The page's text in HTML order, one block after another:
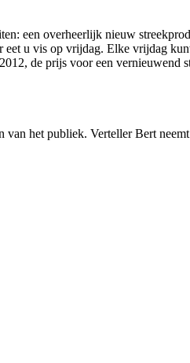
een overheerlijk nieuw
eet u vis op vrijdag. Elke vrijdag
de prijs voor een vernieuwend
het publiek. Verteller Bert